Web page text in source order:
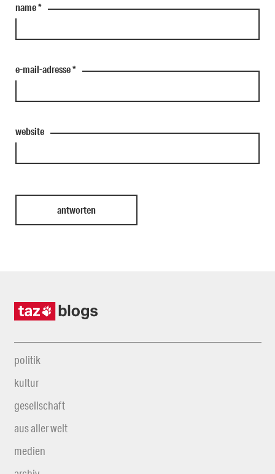
name*
e-mail-adresse*
website
politik
kultur
gesellschaft
aus aller welt
medien